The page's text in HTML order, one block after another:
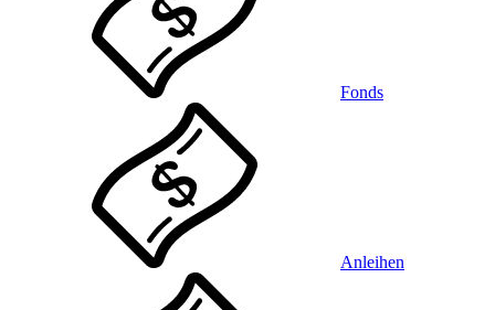
Fonds
Anleihen